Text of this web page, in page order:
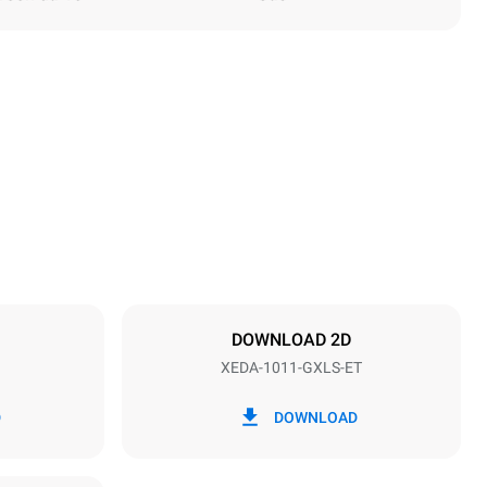
DOWNLOAD 2D
XEDA-1011-GXLS-ET
DOWNLOAD